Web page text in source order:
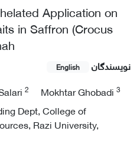
Application on
in Saffron (Crocus
نویسندگان English
2 Mokhtar Ghobadi 3
Dept, College of
Razi University,